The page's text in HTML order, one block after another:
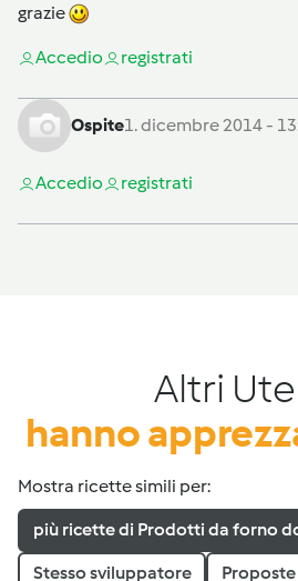
grazie
Accedio registrati
Ospite1. dicembre 2014 -
Accedio registrati
Altri
hanno
Mostra ricette simili per:
più ricette di Prodotti da forno
Stesso sviluppatore Proposte